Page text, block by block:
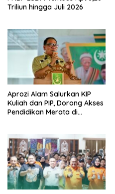
Triliun hingga Juli 2026
Aprozi Alam Salurkan KIP
Kuliah dan PIP, Dorong Akses
Pendidikan Merata di